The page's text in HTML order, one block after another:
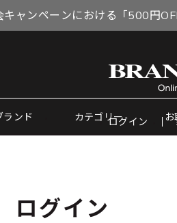
キャンペーンにおける「500円
ランド カテゴリーログイン
ログイン